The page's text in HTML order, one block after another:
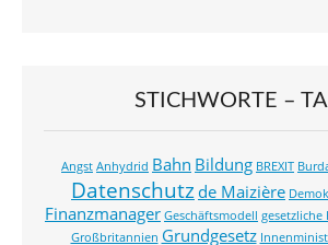
STICHWORTE –
Angst Anhydrid Bahn Bildung BREXIT
Datenschutzde Maizière
Finanzmanager Geschäftsmodell gesetzliche
Großbritannien Grundgesetz